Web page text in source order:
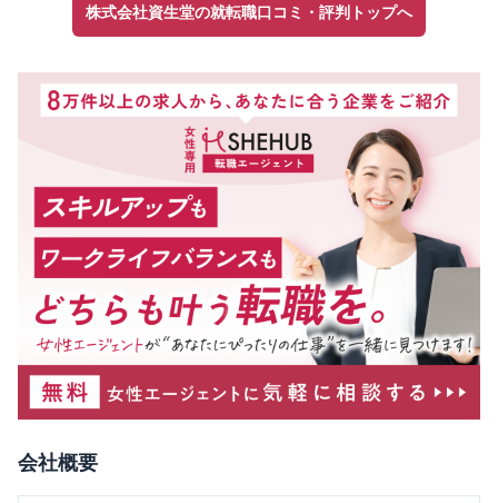
株式会社資生堂の就転職口コミ・評判トップへ
会社概要